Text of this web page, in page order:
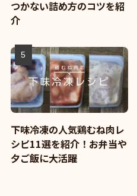
つかない詰め方のコツを紹
介
下味冷凍の人気鶏むね肉レ
シピ11選を紹介！お弁当や
夕ご飯に大活躍